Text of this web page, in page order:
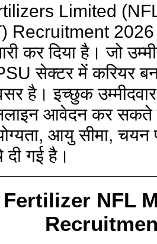
Limited
Recruitment 2026
कर दिया है। जो
सेक्टर में करियर
है। इच्छुक
आवेदन कर सकते
आयु सीमा,
दी गई है।
NFL